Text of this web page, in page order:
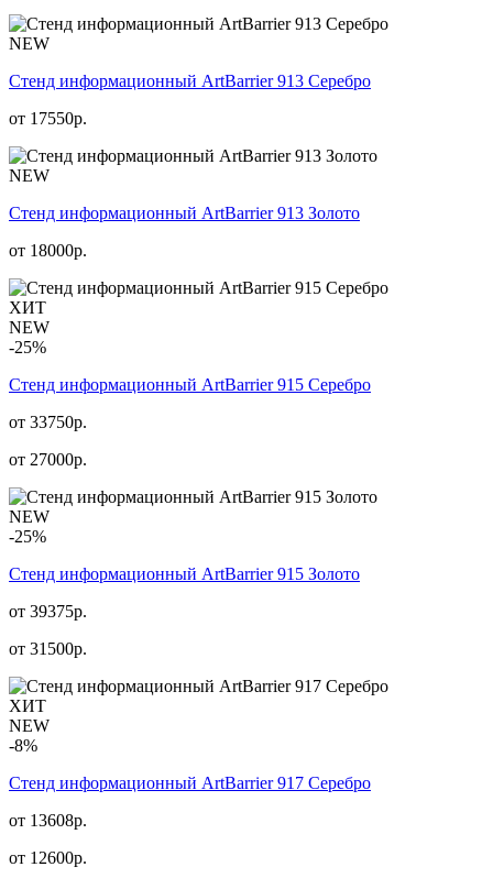
NEW
Стенд информационный АrtBarrier 913 Серебро
от 17550р.
NEW
Стенд информационный АrtBarrier 913 Золото
от 18000р.
ХИТ
NEW
-25%
Стенд информационный АrtBarrier 915 Серебро
от 33750р.
от 27000р.
NEW
-25%
Стенд информационный АrtBarrier 915 Золото
от 39375р.
от 31500р.
ХИТ
NEW
-8%
Стенд информационный АrtBarrier 917 Серебро
от 13608р.
от 12600р.